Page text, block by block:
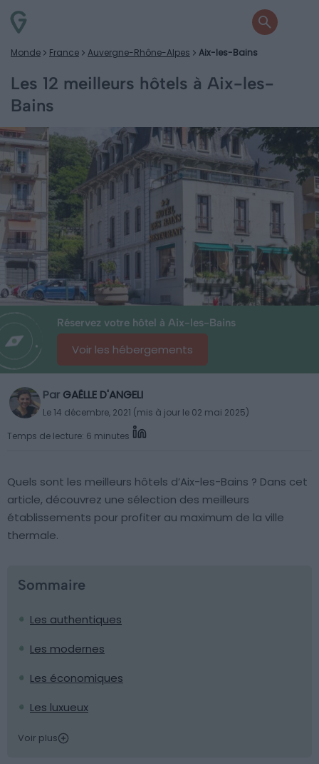
Monde France Auvergne-Rhône-Alpes Aix-les-Bains
Les 12 meilleurs hôtels à Aix-les-
Bains
Réservez votre hôtel à Aix-les-Bains
Voir les hébergements
Par GAËLLE D'ANGELI
Le 14 décembre, 2021 (mis à jour le 02 mai 2025)
Temps de lecture: 6 minutes
Quels sont les meilleurs hôtels d’Aix-les-Bains ? Dans cet
article, découvrez une sélection des meilleurs
établissements pour profiter au maximum de la ville
thermale.
Sommaire
Les authentiques
Les modernes
Les économiques
Les luxueux
Voir plus